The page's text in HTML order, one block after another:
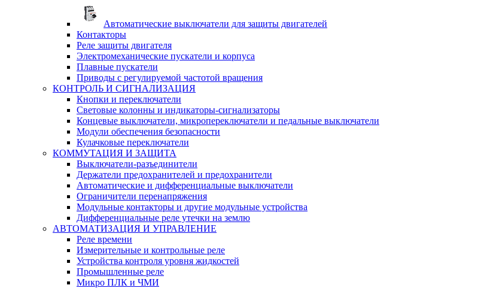
Автоматические выключатели для защиты двигателей
Контакторы
Реле защиты двигателя
Электромеханические пускатели и корпуса
Плавные пускатели
Приводы с регулируемой частотой вращения
КОНТРОЛЬ И СИГНАЛИЗАЦИЯ
Кнопки и переключатели
Световые колонны и индикаторы-сигнализаторы
Концевые выключатели, микропереключатели и педальные выключатели
Модули обеспечения безопасности
Кулачковые переключатели
КОММУТАЦИЯ И ЗАЩИТА
Выключатели-разъединители
Держатели предохранителей и предохранители
Автоматические и дифференциальные выключатели
Ограничители перенапряжения
Модульные контакторы и другие модульные устройства
Дифференциальные реле утечки на землю
АВТОМАТИЗАЦИЯ И УПРАВЛЕНИЕ
Реле времени
Измерительные и контрольные реле
Устройства контроля уровня жидкостей
Промышленные реле
Микро ПЛК и ЧМИ